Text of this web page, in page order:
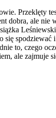
Przeklęty
dobra, ale nie
się spodziewać
to, czego
ale zajmuje